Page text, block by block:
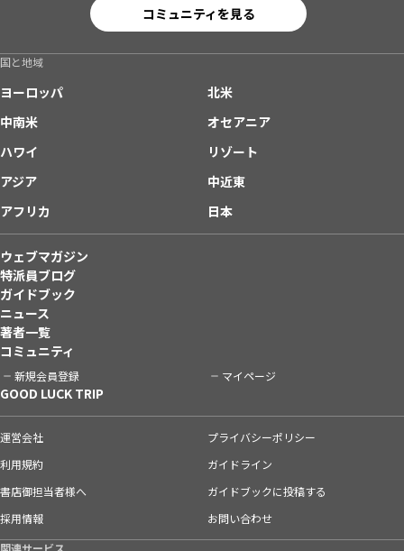
コミュニティを見る
国と地域
ヨーロッパ
北米
中南米
オセアニア
ハワイ
リゾート
アジア
中近東
アフリカ
日本
ウェブマガジン
特派員ブログ
ガイドブック
ニュース
著者一覧
コミュニティ
新規会員登録 マイページ
GOOD LUCK TRIP
運営会社
プライバシーポリシー
利用規約
ガイドライン
書店御担当者様へ
ガイドブックに投稿する
採用情報
お問い合わせ
関連サービス